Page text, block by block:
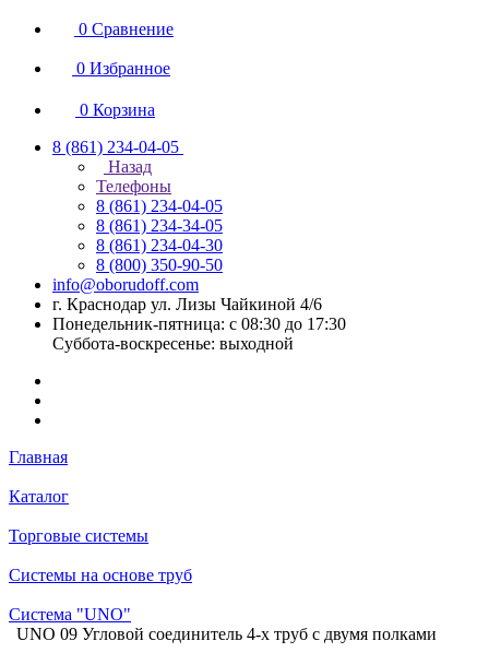
0 Сравнение
0 Избранное
0 Корзина
8 (861) 234-04-05
Назад
Телефоны
8 (861) 234-04-05
8 (861) 234-34-05
8 (861) 234-04-30
8 (800) 350-90-50
info@oborudoff.com
г. Краснодар ул. Лизы Чайкиной 4/6
Понедельник-пятница: с 08:30 до 17:30
Суббота-воскресенье: выходной
Главная
Каталог
Торговые системы
Системы на основе труб
Система "UNO"
UNO 09 Угловой соединитель 4-х труб с двумя полками